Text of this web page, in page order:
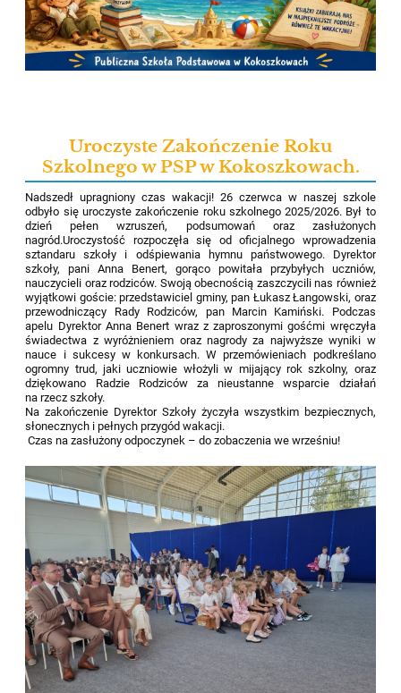
Uroczyste Zakończenie Roku
Szkolnego w PSP w Kokoszkowach.
Nadszedł upragniony czas wakacji! 26 czerwca w naszej szkole
odbyło się uroczyste zakończenie roku szkolnego 2025/2026. Był to
dzień pełen wzruszeń, podsumowań oraz zasłużonych
nagród.Uroczystość rozpoczęła się od oficjalnego wprowadzenia
sztandaru szkoły i odśpiewania hymnu państwowego. Dyrektor
szkoły, pani Anna Benert, gorąco powitała przybyłych uczniów,
nauczycieli oraz rodziców. Swoją obecnością zaszczycili nas również
wyjątkowi goście: przedstawiciel gminy, pan Łukasz Łangowski, oraz
przewodniczący Rady Rodziców, pan Marcin Kamiński. Podczas
apelu Dyrektor Anna Benert wraz z zaproszonymi gośćmi wręczyła
świadectwa z wyróżnieniem oraz nagrody za najwyższe wyniki w
nauce i sukcesy w konkursach. W przemówieniach podkreślano
ogromny trud, jaki uczniowie włożyli w mijający rok szkolny, oraz
dziękowano Radzie Rodziców za nieustanne wsparcie działań
na rzecz szkoły.
Na zakończenie Dyrektor Szkoły życzyła wszystkim bezpiecznych,
słonecznych i pełnych przygód wakacji.
Czas na zasłużony odpoczynek – do zobaczenia we wrześniu!